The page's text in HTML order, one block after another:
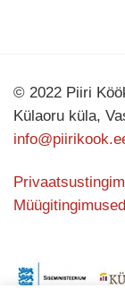
© 2022 Piiri
Külaoru küla,
Müügitingimused